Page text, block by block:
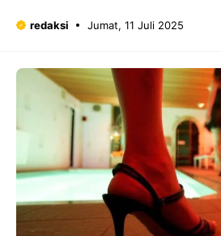
redaksi Jumat, 11 Juli 2025